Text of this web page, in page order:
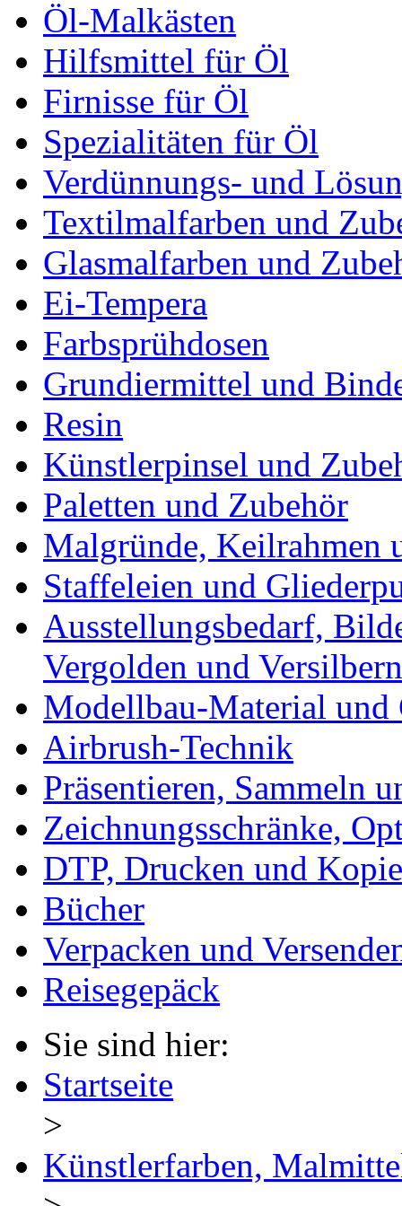
Öl-Malkästen
Hilfsmittel für Öl
Firnisse für Öl
Spezialitäten für Öl
Verdünnungs- und
Textilmalfarben und
Glasmalfarben und
Ei-Tempera
Farbsprühdosen
Grundiermittel und
Resin
Künstlerpinsel und
Paletten und Zubehör
Malgründe, Keilrahmen
Staffeleien und
Ausstellungsbedarf,
Vergolden und Versilbern
Modellbau-Material und
Airbrush-Technik
Präsentieren, Sammeln
Zeichnungsschränke,
DTP, Drucken und
Bücher
Verpacken und
Reisegepäck
Sie sind hier:
Startseite
>
Künstlerfarben,